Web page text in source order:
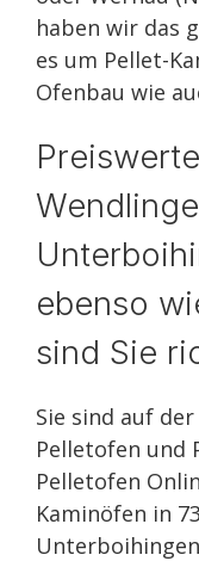
haben wir das
es um Pellet-
Ofenbau wie
ebenso
sind Sie
Sie sind auf
Pelletofen und
Pelletofen
Kaminöfen in